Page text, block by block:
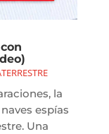
la
espías
Una